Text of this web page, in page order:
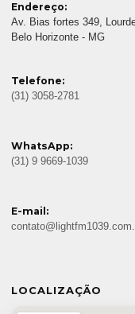
Endereço:
Av. Bias fortes 349,
Belo Horizonte - MG
Telefone:
(31) 3058-2781
WhatsApp:
(31) 9 9669-1039
E-mail:
LOCALIZAÇÃO